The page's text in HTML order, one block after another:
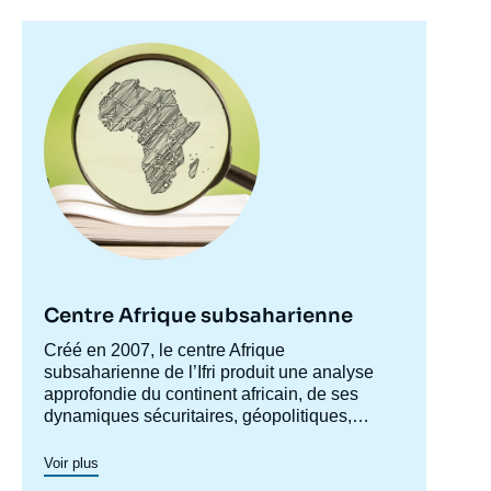
principale
Centre Afrique subsaharienne
Accroche
centre
Créé en 2007, le centre Afrique
subsaharienne de l’Ifri produit une analyse
approfondie du continent africain, de ses
dynamiques sécuritaires, géopolitiques,
particulier le phénomène d’urbanisation). Le
Centre se veut à la fois,
Le centre produit des analyses pour différents
Voir plus